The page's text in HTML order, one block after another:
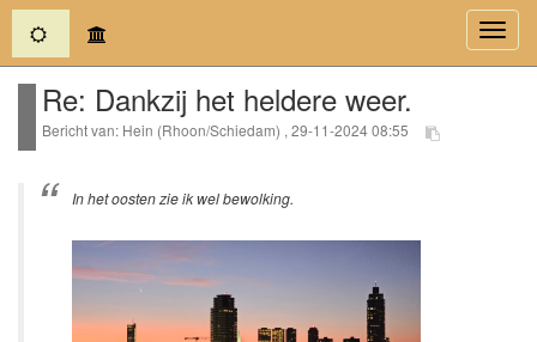
(current)
Re: Dankzij het heldere weer.
Bericht van: Hein (Rhoon/Schiedam) , 29-11-2024 08:55
In het oosten zie ik wel bewolking.